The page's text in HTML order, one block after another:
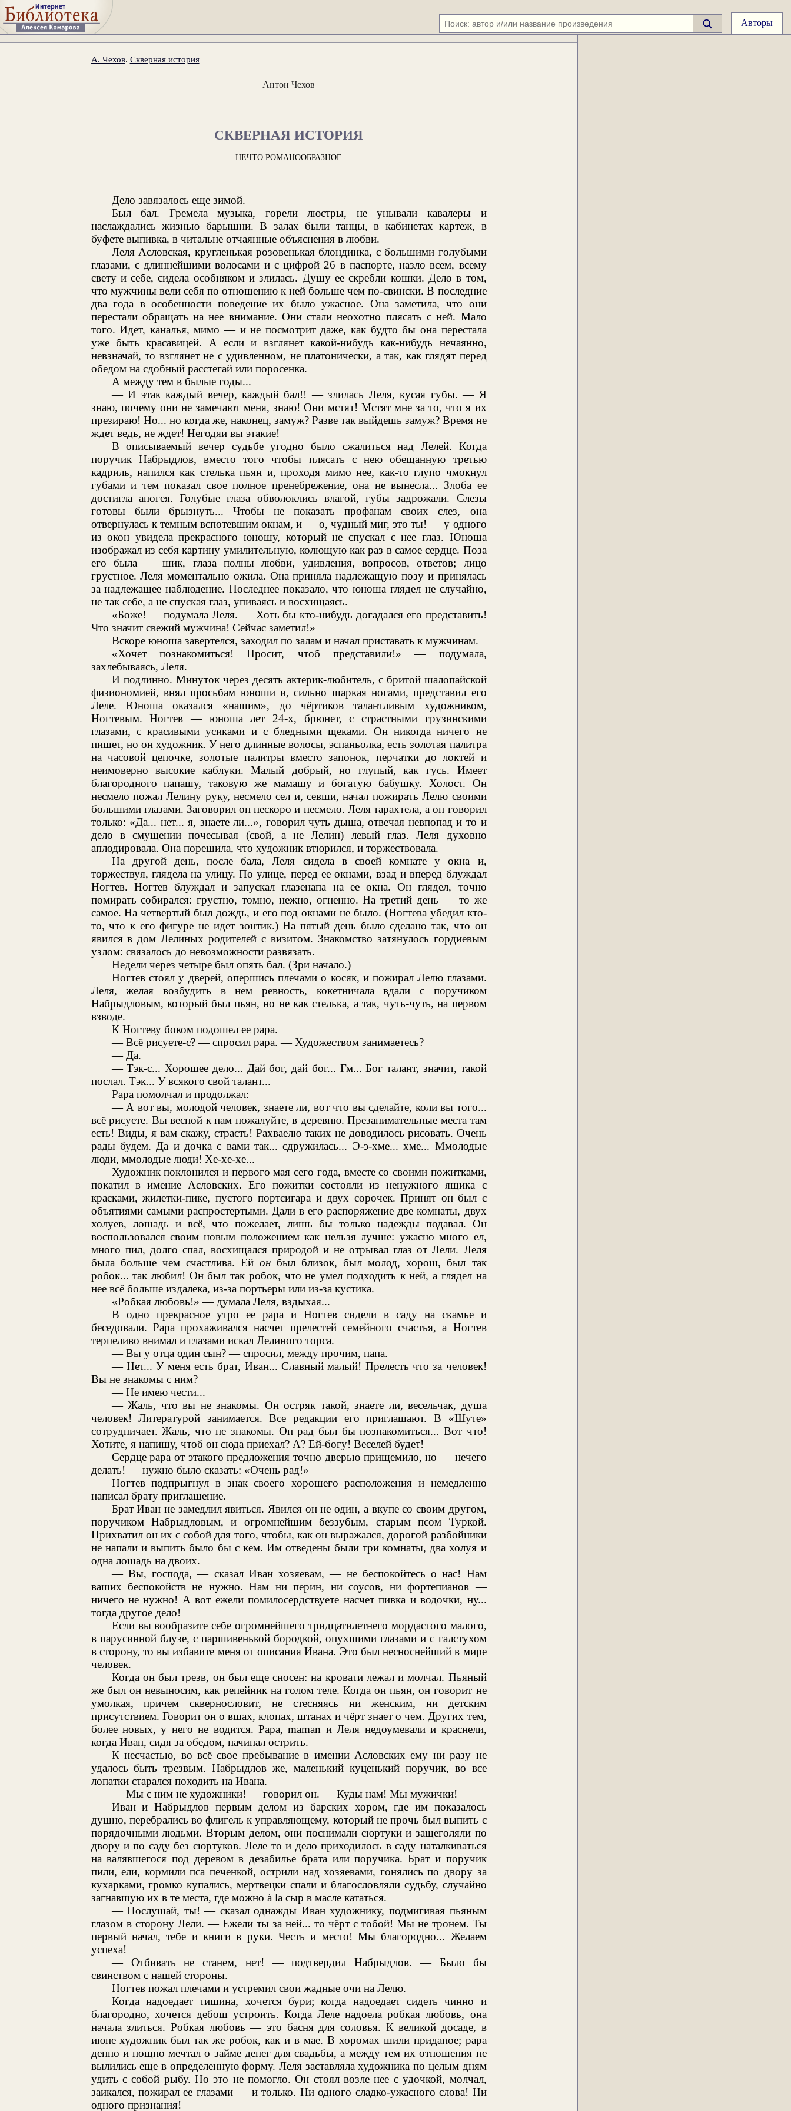
Авторы
А. Чехов. Скверная история
Антон Чехов
СКВЕРНАЯ ИСТОРИЯ
НЕЧТО РОМАНООБРАЗНОЕ
Дело завязалось еще зимой.
Был бал. Гремела музыка, горели люстры, не унывали кавалеры и
наслаждались жизнью барышни. В залах были танцы, в кабинетах картеж, в
буфете выпивка, в читальне отчаянные объяснения в любви.
Леля Асловская, кругленькая розовенькая блондинка, с большими голубыми
глазами, с длиннейшими волосами и с цифрой 26 в паспорте, назло всем, всему
свету и себе, сидела особняком и злилась. Душу ее скребли кошки. Дело в том,
что мужчины вели себя по отношению к ней больше чем по-свински. В последние
два года в особенности поведение их было ужасное. Она заметила, что они
перестали обращать на нее внимание. Они стали неохотно плясать с ней. Мало
того. Идет, каналья, мимо — и не посмотрит даже, как будто бы она перестала
уже быть красавицей. А если и взглянет какой-нибудь как-нибудь нечаянно,
невзначай, то взглянет не с удивленном, не платонически, а так, как глядят перед
обедом на сдобный расстегай или поросенка.
А между тем в былые годы...
— И этак каждый вечер, каждый бал!! — злилась Леля, кусая губы. — Я
знаю, почему они не замечают меня, знаю! Они мстят! Мстят мне за то, что я их
презираю! Но... но когда же, наконец, замуж? Разве так выйдешь замуж? Время не
ждет ведь, не ждет! Негодяи вы этакие!
В описываемый вечер судьбе угодно было сжалиться над Лелей. Когда
поручик Набрыдлов, вместо того чтобы плясать с нею обещанную третью
кадриль, напился как стелька пьян и, проходя мимо нее, как-то глупо чмокнул
губами и тем показал свое полное пренебрежение, она не вынесла... Злоба ее
достигла апогея. Голубые глаза обволоклись влагой, губы задрожали. Слезы
готовы были брызнуть... Чтобы не показать профанам своих слез, она
отвернулась к темным вспотевшим окнам, и — о, чудный миг, это ты! — у одного
из окон увидела прекрасного юношу, который не спускал с нее глаз. Юноша
изображал из себя картину умилительную, колющую как раз в самое сердце. Поза
его была — шик, глаза полны любви, удивления, вопросов, ответов; лицо
грустное. Леля моментально ожила. Она приняла надлежащую позу и принялась
за надлежащее наблюдение. Последнее показало, что юноша глядел не случайно,
не так себе, а не спуская глаз, упиваясь и восхищаясь.
«Боже! — подумала Леля. — Хоть бы кто-нибудь догадался его представить!
Что значит свежий мужчина! Сейчас заметил!»
Вскоре юноша завертелся, заходил по залам и начал приставать к мужчинам.
«Хочет познакомиться! Просит, чтоб представили!» — подумала,
захлебываясь, Леля.
И подлинно. Минуток через десять актерик-любитель, с бритой шалопайской
физиономией, внял просьбам юноши и, сильно шаркая ногами, представил его
Леле. Юноша оказался «нашим», до чёртиков талантливым художником,
Ногтевым. Ногтев — юноша лет 24-х, брюнет, с страстными грузинскими
глазами, с красивыми усиками и с бледными щеками. Он никогда ничего не
пишет, но он художник. У него длинные волосы, эспаньолка, есть золотая палитра
на часовой цепочке, золотые палитры вместо запонок, перчатки до локтей и
неимоверно высокие каблуки. Малый добрый, но глупый, как гусь. Имеет
благородного папашу, таковую же мамашу и богатую бабушку. Холост. Он
несмело пожал Лелину руку, несмело сел и, севши, начал пожирать Лелю своими
большими глазами. Заговорил он нескоро и несмело. Леля тарахтела, а он говорил
только: «Да... нет... я, знаете ли...», говорил чуть дыша, отвечая невпопад и то и
дело в смущении почесывая (свой, а не Лелин) левый глаз. Леля духовно
аплодировала. Она порешила, что художник втюрился, и торжествовала.
На другой день, после бала, Леля сидела в своей комнате у окна и,
торжествуя, глядела на улицу. По улице, перед ее окнами, взад и вперед блуждал
Ногтев. Ногтев блуждал и запускал глазенапа на ее окна. Он глядел, точно
помирать собирался: грустно, томно, нежно, огненно. На третий день — то же
самое. На четвертый был дождь, и его под окнами не было. (Ногтева убедил кто-
то, что к его фигуре не идет зонтик.) На пятый день было сделано так, что он
явился в дом Лелиных родителей с визитом. Знакомство затянулось гордиевым
узлом: связалось до невозможности развязать.
Недели через четыре был опять бал. (Зри начало.)
Ногтев стоял у дверей, опершись плечами о косяк, и пожирал Лелю глазами.
Леля, желая возбудить в нем ревность, кокетничала вдали с поручиком
Набрыдловым, который был пьян, но не как стелька, а так, чуть-чуть, на первом
взводе.
К Ногтеву боком подошел ее papa.
— Всё рисуете-с? — спросил papa. — Художеством занимаетесь?
— Да.
— Тэк-с... Хорошее дело... Дай бог, дай бог... Гм... Бог талант, значит, такой
послал. Тэк... У всякого свой талант...
Papa помолчал и продолжал:
— А вот вы, молодой человек, знаете ли, вот что вы сделайте, коли вы того...
всё рисуете. Вы весной к нам пожалуйте, в деревню. Презанимательные места там
есть! Виды, я вам скажу, страсть! Рахваелю таких не доводилось рисовать. Очень
рады будем. Да и дочка с вами так... сдружилась... Э-э-хме... хме... Ммолодые
люди, ммолодые люди! Хе-хе-хе...
Художник поклонился и первого мая сего года, вместе со своими пожитками,
покатил в имение Асловских. Его пожитки состояли из ненужного ящика с
красками, жилетки-пике, пустого портсигара и двух сорочек. Принят он был с
объятиями самыми распростертыми. Дали в его распоряжение две комнаты, двух
холуев, лошадь и всё, что пожелает, лишь бы только надежды подавал. Он
воспользовался своим новым положением как нельзя лучше: ужасно много ел,
много пил, долго спал, восхищался природой и не отрывал глаз от Лели. Леля
была больше чем счастлива. Ей онбыл близок, был молод, хорош, был так
робок... так любил! Он был так робок, что не умел подходить к ней, а глядел на
нее всё больше издалека, из-за портьеры или из-за кустика.
«Робкая любовь!» — думала Леля, вздыхая...
В одно прекрасное утро ее papa и Ногтев сидели в саду на скамье и
беседовали. Papa прохаживался насчет прелестей семейного счастья, а Ногтев
терпеливо внимал и глазами искал Лелиного торса.
— Вы у отца один сын? — спросил, между прочим, папа.
— Нет... У меня есть брат, Иван... Славный малый! Прелесть что за человек!
Вы не знакомы с ним?
— Не имею чести...
— Жаль, что вы не знакомы. Он остряк такой, знаете ли, весельчак, душа
человек! Литературой занимается. Все редакции его приглашают. В «Шуте»
сотрудничает. Жаль, что не знакомы. Он рад был бы познакомиться... Вот что!
Хотите, я напишу, чтоб он сюда приехал? А? Ей-богу! Веселей будет!
Сердце papa от этакого предложения точно дверью прищемило, но — нечего
делать! — нужно было сказать: «Очень рад!»
Ногтев подпрыгнул в знак своего хорошего расположения и немедленно
написал брату приглашение.
Брат Иван не замедлил явиться. Явился он не один, а вкупе со своим другом,
поручиком Набрыдловым, и огромнейшим беззубым, старым псом Туркой.
Прихватил он их с собой для того, чтобы, как он выражался, дорогой разбойники
не напали и выпить было бы с кем. Им отведены были три комнаты, два холуя и
одна лошадь на двоих.
— Вы, господа, — сказал Иван хозяевам, — не беспокойтесь о нас! Нам
ваших беспокойств не нужно. Нам ни перин, ни соусов, ни фортепианов —
ничего не нужно! А вот ежели помилосердствуете насчет пивка и водочки, ну...
тогда другое дело!
Если вы вообразите себе огромнейшего тридцатилетнего мордастого малого,
в парусинной блузе, с паршивенькой бородкой, опухшими глазами и с галстухом
в сторону, то вы избавите меня от описания Ивана. Это был несноснейший в мире
человек.
Когда он был трезв, он был еще сносен: на кровати лежал и молчал. Пьяный
же был он невыносим, как репейник на голом теле. Когда он пьян, он говорит не
умолкая, причем сквернословит, не стесняясь ни женским, ни детским
присутствием. Говорит он о вшах, клопах, штанах и чёрт знает о чем. Других тем,
более новых, у него не водится. Papa, maman и Леля недоумевали и краснели,
когда Иван, сидя за обедом, начинал острить.
К несчастью, во всё свое пребывание в имении Асловских ему ни разу не
удалось быть трезвым. Набрыдлов же, маленький куценький поручик, во все
лопатки старался походить на Ивана.
— Мы с ним не художники! — говорил он. — Куды нам! Мы мужички!
Иван и Набрыдлов первым делом из барских хором, где им показалось
душно, перебрались во флигель к управляющему, который не прочь был выпить с
порядочными людьми. Вторым делом, они поснимали сюртуки и защеголяли по
двору и по саду без сюртуков. Леле то и дело приходилось в саду наталкиваться
на валявшегося под деревом в дезабилье брата или поручика. Брат и поручик
пили, ели, кормили пса печенкой, острили над хозяевами, гонялись по двору за
кухарками, громко купались, мертвецки спали и благословляли судьбу, случайно
загнавшую их в те места, где можно à la сыр в масле кататься.
— Послушай, ты! — сказал однажды Иван художнику, подмигивая пьяным
глазом в сторону Лели. — Ежели ты за ней... то чёрт с тобой! Мы не тронем. Ты
первый начал, тебе и книги в руки. Честь и место! Мы благородно... Желаем
успеха!
— Отбивать не станем, нет! — подтвердил Набрыдлов. — Было бы
свинством с нашей стороны.
Ногтев пожал плечами и устремил свои жадные очи на Лелю.
Когда надоедает тишина, хочется бури; когда надоедает сидеть чинно и
благородно, хочется дебош устроить. Когда Леле надоела робкая любовь, она
начала злиться. Робкая любовь — это басня для соловья. К великой досаде, в
июне художник был так же робок, как и в мае. В хоромах шили приданое; papa
денно и нощно мечтал о займе денег для свадьбы, а между тем их отношения не
вылились еще в определенную форму. Леля заставляла художника по целым дням
удить с собой рыбу. Но это не помогло. Он стоял возле нее с удочкой, молчал,
заикался, пожирал ее глазами — и только. Ни одного сладко-ужасного слова! Ни
одного признания!